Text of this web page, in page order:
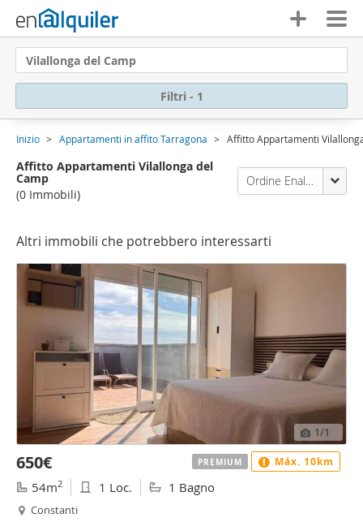
Vilallonga del Camp
Filtri - 1
Inizio Appartamenti in affito Tarragona Affitto Appartamenti
Affitto Appartamenti Vilallonga del
Camp
(0 Immobili)
Ordine Enalquiler
Altri immobili che potrebbero interessarti
1/1
650€
54m2 1 Loc. 1 Bagno
Constanti
PREMIUM Máx. 10km